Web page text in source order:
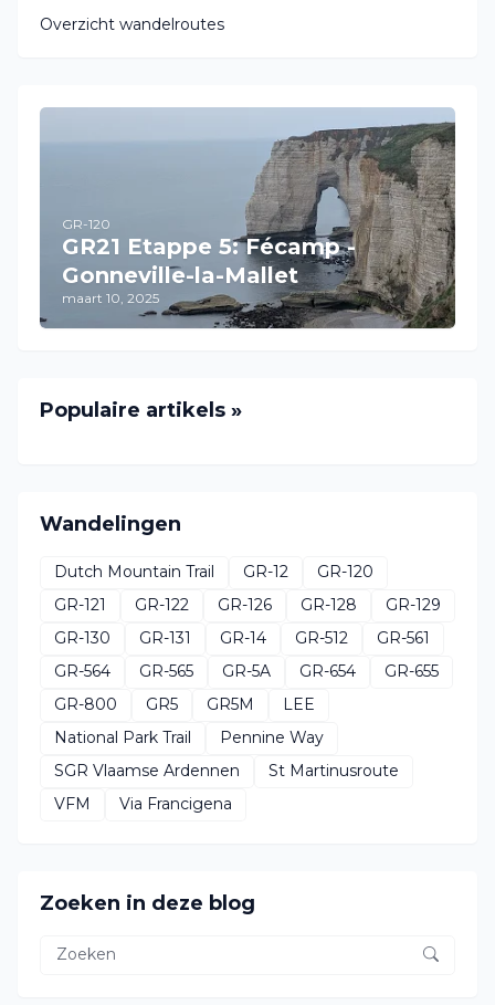
Overzicht wandelroutes
GR-120
GR21 Etappe 5: Fécamp -
Gonneville-la-Mallet
maart 10, 2025
Populaire artikels »
Wandelingen
Dutch Mountain Trail GR-12
GR-120
GR-121
GR-122 GR-126 GR-128
GR-129
GR-130
GR-131 GR-14 GR-512
GR-561
GR-564
GR-565 GR-5A GR-654
GR-655
GR-800
GR5 GR5M
LEE
National Park Trail
Pennine Way
SGR Vlaamse Ardennen
St Martinusroute
VFM
Via Francigena
Zoeken in deze blog